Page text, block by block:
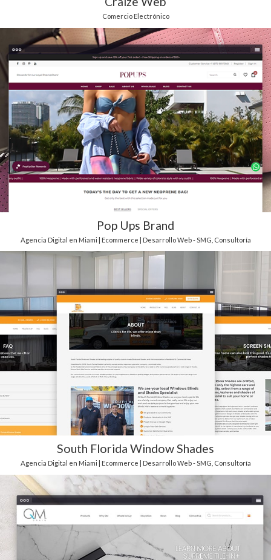
Comercio Electrónico
Pop Ups Brand
Agencia Digital en Miami | Ecommerce | Desarrollo Web - SMG Consultoría
South Florida Window Shades
Agencia Digital en Miami | Ecommerce | Desarrollo Web - SMG Consultoría